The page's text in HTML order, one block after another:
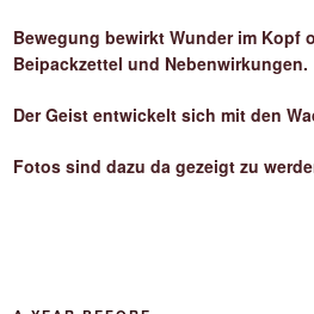
Bewegung bewirkt Wunder im Kopf
Beipackzettel und Nebenwirkungen.
Der Geist entwickelt sich mit den
Fotos sind dazu da gezeigt zu